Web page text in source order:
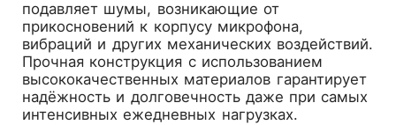
подавляет шумы, возникающие от
прикосновений к корпусу микрофона,
вибраций и других механических воздействий.
Прочная конструкция с использованием
высококачественных материалов гарантирует
надёжность и долговечность даже при самых
интенсивных ежедневных нагрузках.